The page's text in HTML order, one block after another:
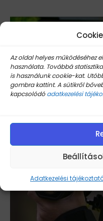
Az oldal helyes működéséhez
használata. Továbbá
is használunk cookie-kat.
gombra kattint. A sütikről
kapcsolódó adatkezelési
Adatkezelési